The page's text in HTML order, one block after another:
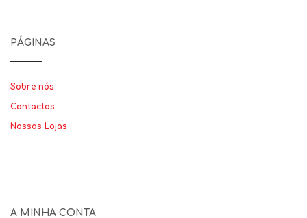
PÁGINAS
Sobre nós
Contactos
Nossas Lojas
A MINHA CONTA